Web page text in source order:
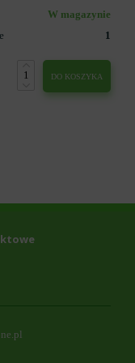
W magazynie
1
DO KOSZYKA